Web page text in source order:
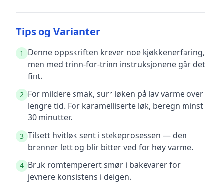
Tips og Varianter
1
Denne oppskriften krever noe kjøkkenerfaring,
men med trinn-for-trinn instruksjonene går det
fint.
2 For mildere smak, surr løken på lav varme over
lengre tid. For karamelliserte løk, beregn minst
30 minutter.
3 Tilsett hvitløk sent i stekeprosessen — den
brenner lett og blir bitter ved for høy varme.
4 Bruk romtemperert smør i bakevarer for
jevnere konsistens i deigen.